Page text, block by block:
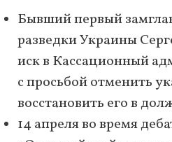
Бывший первый
разведки Украины
иск в Кассационный
с просьбой отменить
восстановить его в
14 апреля во время